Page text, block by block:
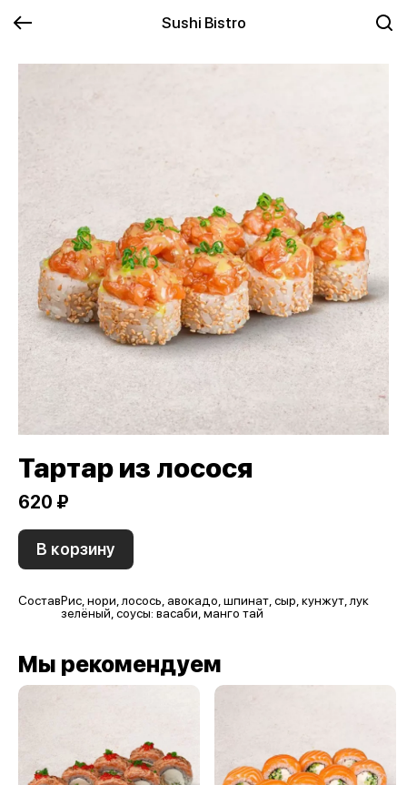
Sushi Bistro
Тартар из лосося
620 ₽
В корзину
СоставРис, нори, лосось, авокадо, шпинат, сыр, кунжут, лук
зелёный, соусы: васаби, манго тай
Мы рекомендуем